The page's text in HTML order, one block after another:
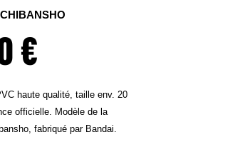
€
haute qualité, taille env. 20
officielle. Modèle de la
fabriqué par Bandai.